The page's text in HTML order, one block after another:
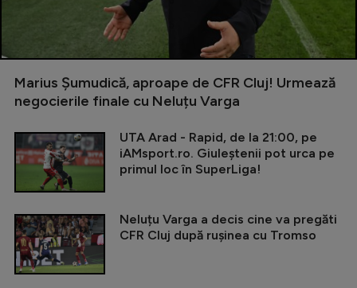
Marius Șumudică, aproape de CFR Cluj! Urmează
negocierile finale cu Neluțu Varga
UTA Arad - Rapid, de la 21:00, pe
iAMsport.ro. Giuleștenii pot urca pe
primul loc în SuperLiga!
Neluțu Varga a decis cine va pregăti
CFR Cluj după rușinea cu Tromso